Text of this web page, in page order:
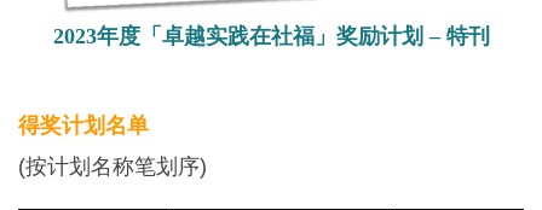
2023年度「卓越实践在社福」奖励计划 – 特刊
得奖计划名单
(按计划名称笔划序)